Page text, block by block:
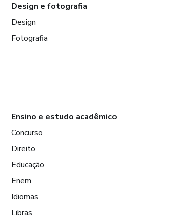
Design e fotografia
Design
Fotografia
Ensino e estudo acadêmico
Concurso
Direito
Educação
Enem
Idiomas